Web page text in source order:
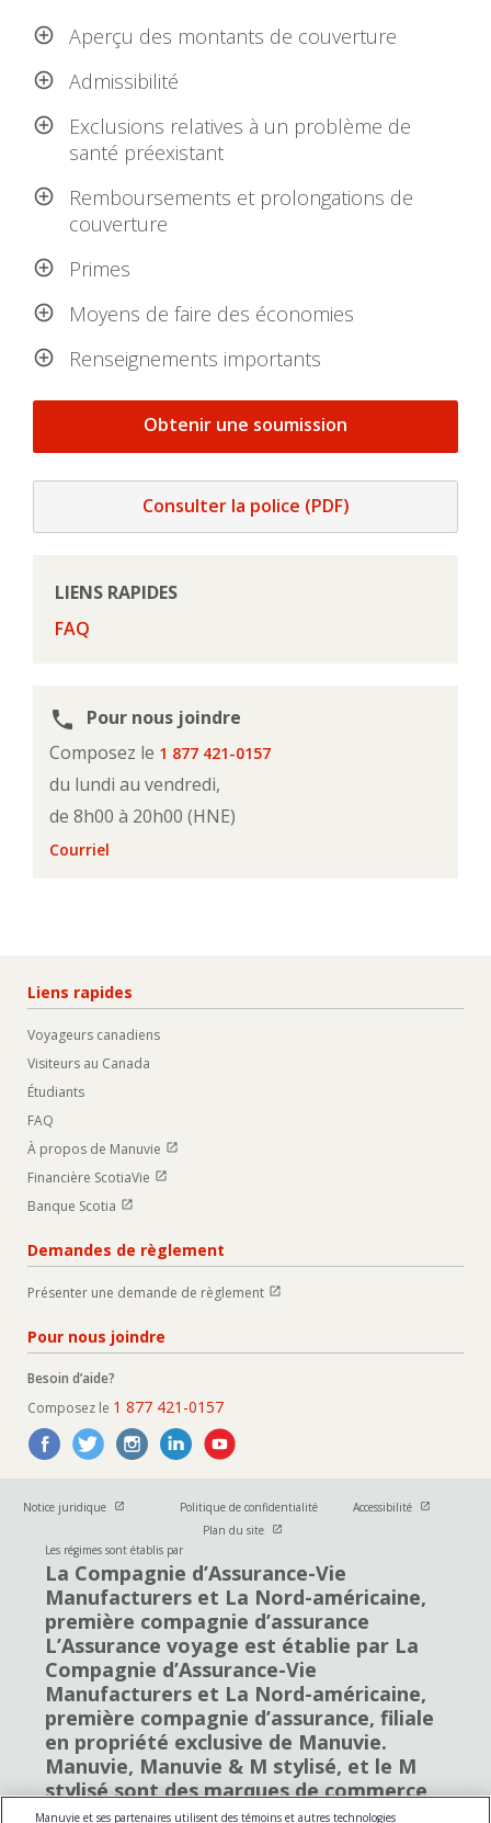
Aperçu des montants de couverture
Admissibilité
Exclusions relatives à un problème de
santé préexistant
Remboursements et prolongations de
couverture
Primes
Moyens de faire des économies
Renseignements importants
Obtenir une soumission
Consulter la police (PDF)
LIENS RAPIDES
FAQ
phone
Pour nous joindre
Composez le 1 877 421-0157
du lundi au vendredi,
de 8h00 à 20h00 (HNE)
Courriel
Liens rapides
Voyageurs canadiens
Visiteurs au Canada
Étudiants
FAQ
À propos de Manuvie Ouvrir dans une nouvelle fenetre
Financière ScotiaVie Ouvrir dans une nouvelle fenetre
Banque Scotia Ouvrir dans une nouvelle fenetre
Demandes de règlement
Présenter une demande de règlement Ouvrir dans une nouvelle fenetre
Pour nous joindre
Besoin d’aide?
Composez le 1 877 421-0157
Notice juridique Ouvrir dans une nouvelle fenetre
Politique de confidentialité Accessibilité Ouvrir dans
Plan du site Ouvrir dans une nouvelle fenetre
Les régimes sont établis par
La Compagnie d’Assurance-Vie
Manufacturers et La Nord-américaine,
première compagnie d’assurance
L’Assurance voyage est établie par La
Compagnie d’Assurance-Vie
Manufacturers et La Nord-américaine,
première compagnie d’assurance, filiale
en propriété exclusive de Manuvie.
Manuvie, Manuvie & M stylisé, et le M
stylisé sont des marques de commerce
de La Compagnie d’Assurance-Vie
Manuvie et ses partenaires utilisent des témoins et autres technologies